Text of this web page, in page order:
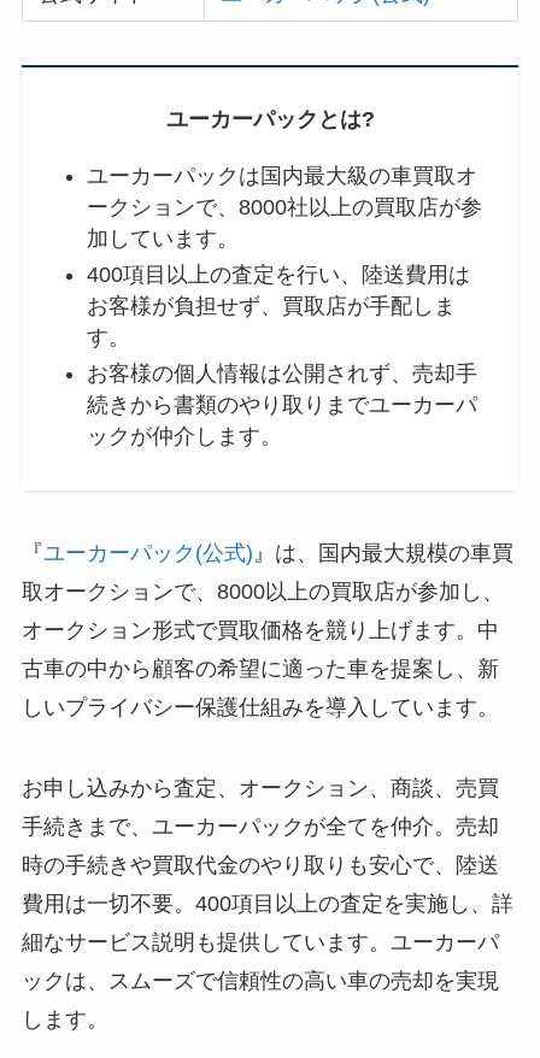
ユーカーパックとは?
ユーカーパックは国内最大級の車買取オ
ークションで、8000社以上の買取店が参
加しています。
400項目以上の査定を行い、陸送費用は
お客様が負担せず、買取店が手配しま
す。
お客様の個人情報は公開されず、売却手
続きから書類のやり取りまでユーカーパ
ックが仲介します。
『ユーカーパック(公式) 』は、国内最大規模の車買
取オークションで、8000以上の買取店が参加し、
オークション形式で買取価格を競り上げます。中
古車の中から顧客の希望に適った車を提案し、新
しいプライバシー保護仕組みを導入しています。
お申し込みから査定、オークション、商談、売買
手続きまで、ユーカーパックが全てを仲介。売却
時の手続きや買取代金のやり取りも安心で、陸送
費用は一切不要。400項目以上の査定を実施し、詳
細なサービス説明も提供しています。ユーカーパ
ックは、スムーズで信頼性の高い車の売却を実現
します。